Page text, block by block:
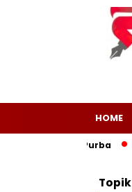
HOME
Layang Purba
Topik